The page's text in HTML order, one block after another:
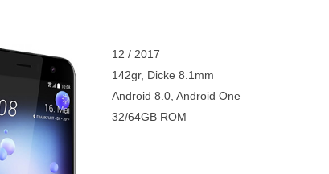
12 / 2017
142gr, Dicke 8.1mm
Android 8.0, Android One
32/64GB ROM